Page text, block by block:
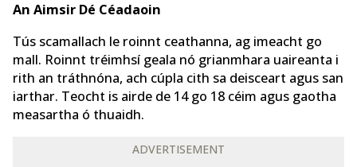
An Aimsir Dé Céadaoin
Tús scamallach le roinnt ceathanna, ag imeacht go
mall. Roinnt tréimhsí geala nó grianmhara uaireanta i
rith an tráthnóna, ach cúpla cith sa deisceart agus san
iarthar. Teocht is airde de 14 go 18 céim agus gaotha
measartha ó thuaidh.
ADVERTISEMENT